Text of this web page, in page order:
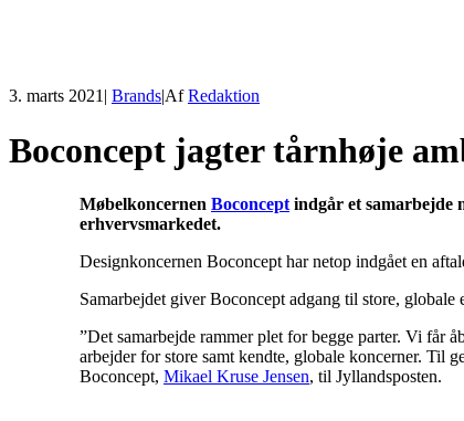
3. marts 2021 | Brands|AfRedaktion
Boconcept jagter tårnhøje
Møbelkoncernen Boconcept indgår et samarbejde
erhvervsmarkedet.
Designkoncernen Boconcept har netop indgået en
Samarbejdet giver Boconcept adgang til store,
”Det samarbejde rammer plet for begge parter. Vi får
arbejder for store samt kendte, globale koncerner. Til
Boconcept, Mikael Kruse Jensen, til Jyllandsposten.